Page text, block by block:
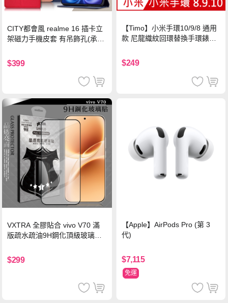
CITY都會風 realme 16 插卡立
架磁力手機皮套 有吊飾孔(承諾
$399
【Timo】小米手環10/9/8 通用
款 尼龍織紋回環替換手環錶帶-
$249
VXTRA 全膠貼合 vivo V70 滿
版疏水疏油9H鋼化頂級玻璃貼
$299
【Apple】AirPods Pro (第 3
代)
$7,115
免運